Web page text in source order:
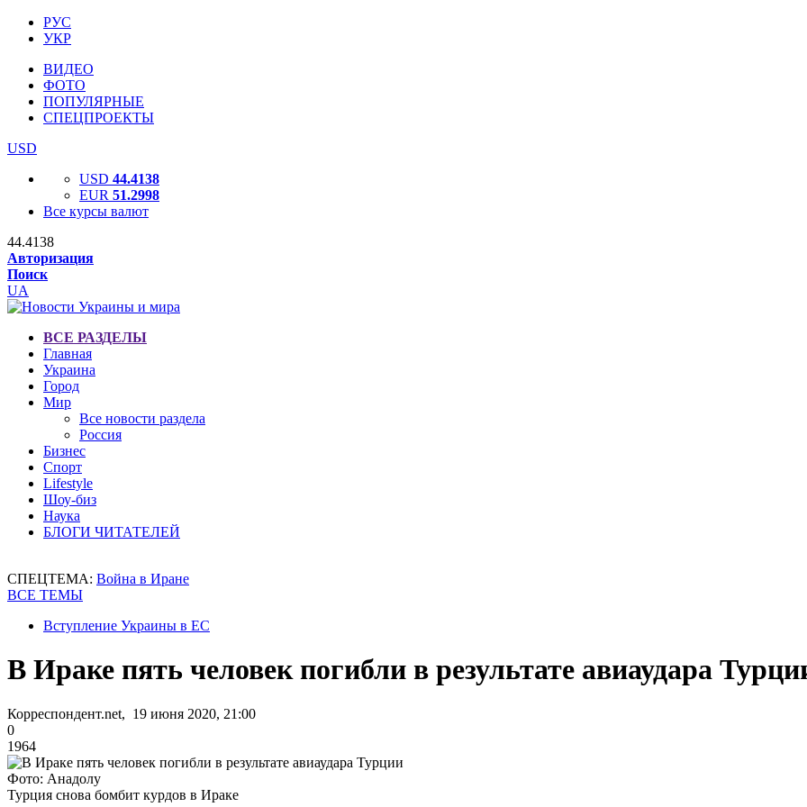
РУС
УКР
ВИДЕО
ФОТО
ПОПУЛЯРНЫЕ
СПЕЦПРОЕКТЫ
USD
USD 44.4138
EUR 51.2998
Все курсы валют
44.4138
Авторизация
Поиск
UA
ВСЕ РАЗДЕЛЫ
Главная
Украина
Город
Мир
Все новости раздела
Россия
Бизнес
Спорт
Lifestyle
Шоу-биз
Наука
БЛОГИ ЧИТАТЕЛЕЙ
СПЕЦТЕМА: Война в Иране
ВСЕ ТЕМЫ
Вступление Украины в ЕС
В Ираке пять человек погибли в результате авиаудара
Корреспондент.net, 19 июня 2020, 21:00
0
1964
Фото: Анадолу
Турция снова бомбит курдов в Ираке